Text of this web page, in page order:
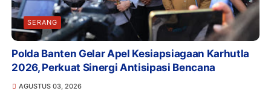
SERANG
Polda Banten Gelar Apel Kesiapsiagaan Karhutla
2026, Perkuat Sinergi Antisipasi Bencana
AGUSTUS 03, 2026